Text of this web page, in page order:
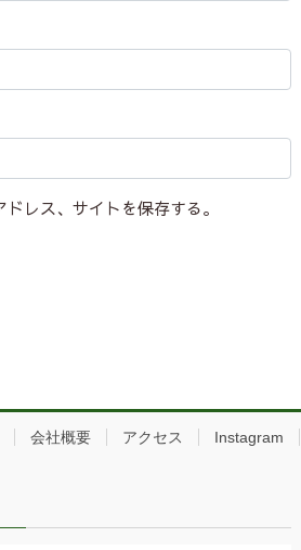
レス、サイトを保存する。
会社概要 アクセス Instagram